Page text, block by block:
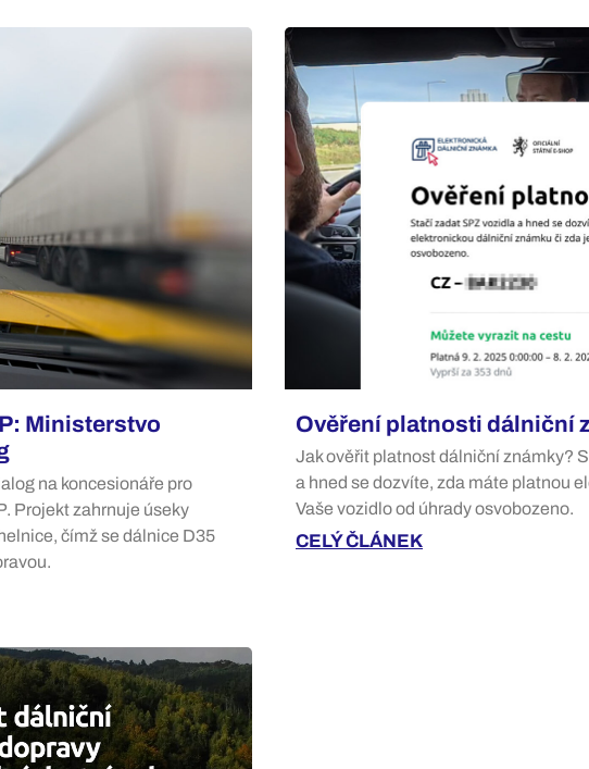
Ministerstvo
na koncesionáře pro
Projekt zahrnuje úseky
čímž se dálnice D35
Ověření platnosti dálniční
Jak ověřit platnost dálniční známky?
a hned se dozvíte, zda máte platnou
Vaše vozidlo od úhrady osvobozeno.
CELÝ ČLÁNEK